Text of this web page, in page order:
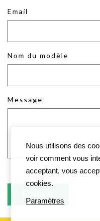
Email
Nom du modèle
Message
Nous utilisons des
voir comment vous
acceptant, vous
cookies.
Paramètres